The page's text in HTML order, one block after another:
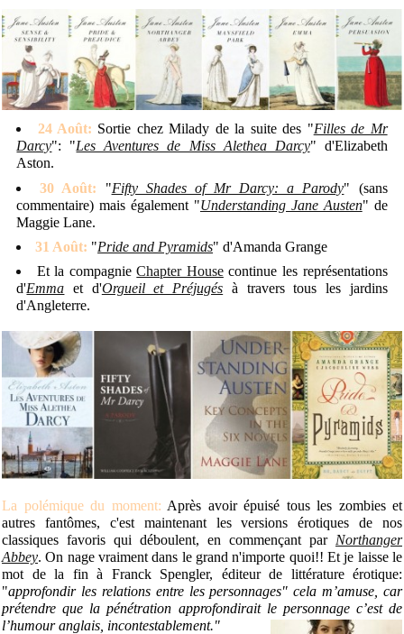
24 Août: Sortie chez Milady de la suite des "Filles de Mr
Darcy": "Les Aventures de Miss Alethea Darcy" d'Elizabeth
Aston.
30 Août: "Fifty Shades of Mr Darcy: a Parody" (sans
commentaire) mais également "Understanding Jane Austen" de
Maggie Lane.
31 Août: "Pride and Pyramids" d'Amanda Grange
Et la compagnieChapter Housecontinue les représentations
d'Emma et d'Orgueil et Préjugés à travers tous les jardins
d'Angleterre.
La polémique du moment: Après avoir épuisé tous les zombies et
autres fantômes, c'est maintenant les versions érotiques de nos
classiques favoris qui déboulent, en commençant par Northanger
Abbey. On nage vraiment dans le grand n'importe quoi!! Et je laisse le
mot de la fin à Franck Spengler, éditeur de littérature érotique:
"approfondir les relations entre les personnages" cela m’amuse, car
prétendre que la pénétration approfondirait le personnage c’est de
l’humour anglais, incontestablement."